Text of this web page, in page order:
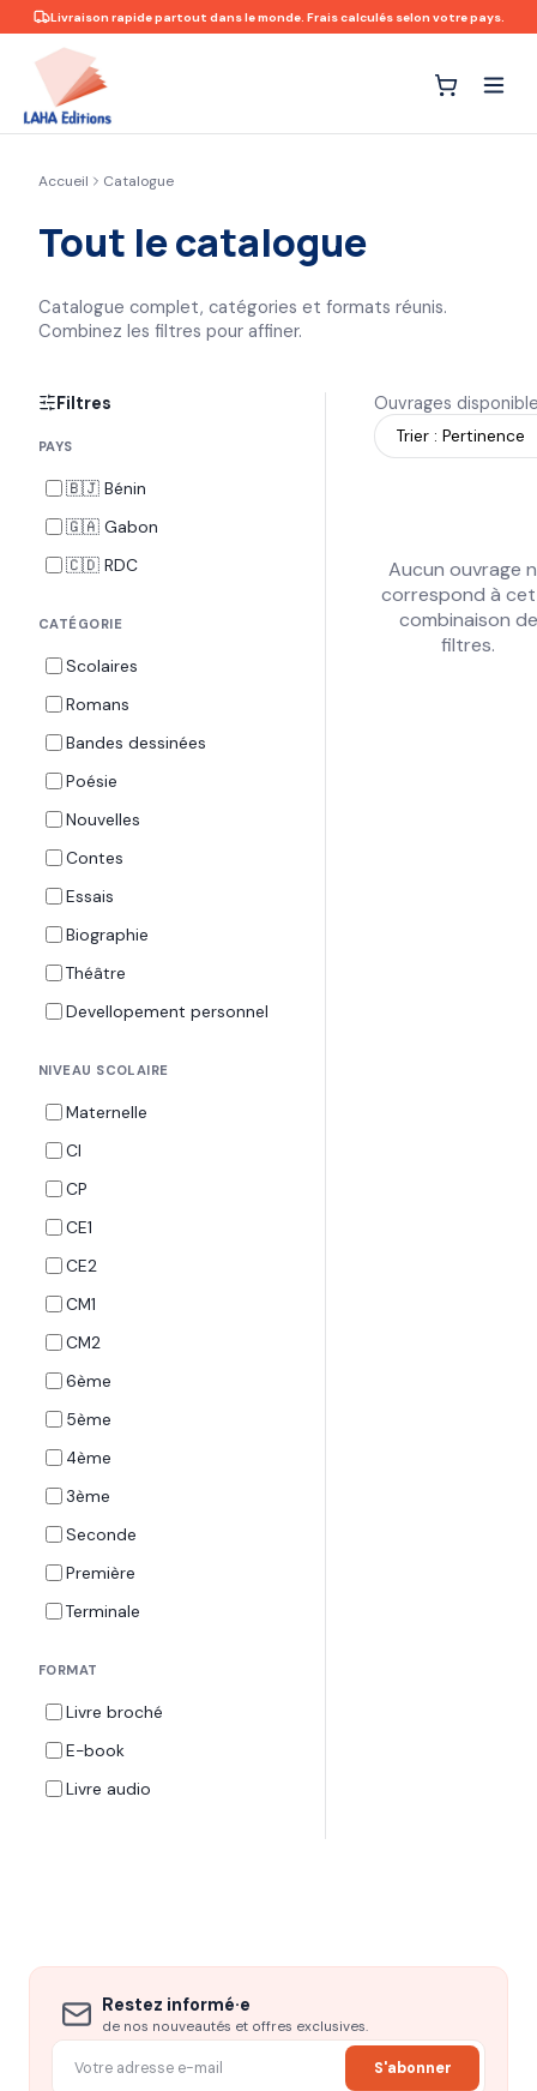
Livraison rapide partout dans le monde. Frais calculés selon votre pays.
Accueil Catalogue
Tout le catalogue
Catalogue complet, catégories et formats réunis.
Combinez les filtres pour affiner.
Filtres
PAYS
🇧🇯 Bénin
🇬🇦 Gabon
🇨🇩 RDC
CATÉGORIE
Scolaires
Romans
Bandes dessinées
Poésie
Nouvelles
Contes
Essais
Biographie
Théâtre
Devellopement personnel
NIVEAU SCOLAIRE
Maternelle
CI
CP
CE1
CE2
CM1
CM2
6ème
5ème
4ème
3ème
Seconde
Première
Terminale
FORMAT
Livre broché
E-book
Livre audio
Ouvrages
Aucun ouvrage
correspond à
combinaison de
filtres.
Restez informé·e
de nos nouveautés et offres exclusives.
S'abonner